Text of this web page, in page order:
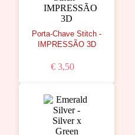
Porta-Chave Stitch -
IMPRESSÃO 3D
€ 3,50